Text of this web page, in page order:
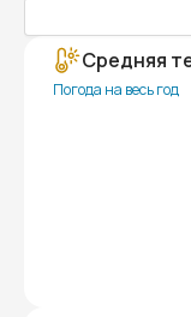
Средняя
Погода на весь год